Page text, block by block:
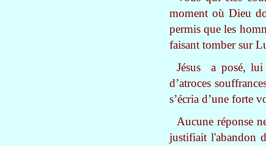
moment où Dieu
permis que les
faisant tomber sur
Jésus a posé, lui
d’atroces
s’écria d’une forte
Aucune réponse
justifiait l'abandon